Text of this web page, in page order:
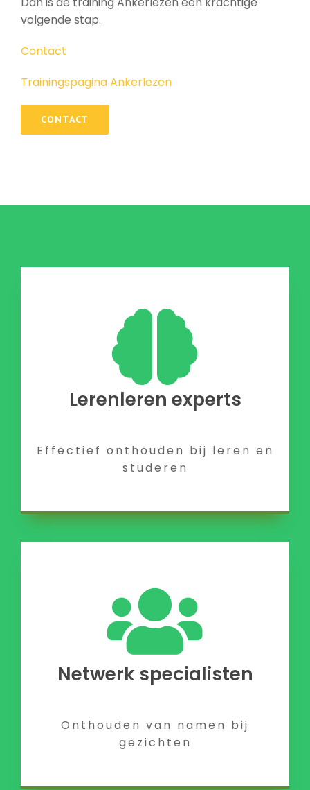
volgende stap.
Contact
Trainingspagina Ankerlezen
CONTACT
Lerenleren experts
Effectief onthouden bij leren en
studeren
Netwerk specialisten
Onthouden van namen bij
gezichten